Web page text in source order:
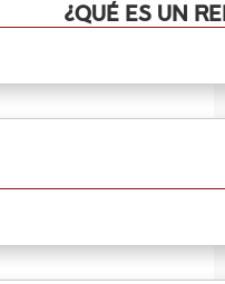
¿Qué es un